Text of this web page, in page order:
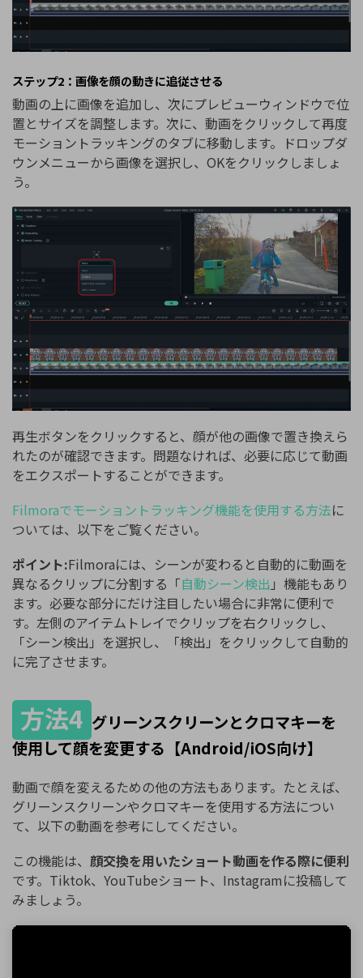
ステップ2：画像を顔の動きに追従させる
動画の上に画像を追加し、次にプレビューウィンドウで位
置とサイズを調整します。次に、動画をクリックして再度
モーショントラッキングのタブに移動します。ドロップダ
ウンメニューから画像を選択し、OKをクリックしましょ
う。
再生ボタンをクリックすると、顔が他の画像で置き換えら
れたのが確認できます。問題なければ、必要に応じて動画
をエクスポートすることができます。
Filmoraでモーショントラッキング機能を使用する方法に
ついては、以下をご覧ください。
ポイント:Filmoraには、シーンが変わると自動的に動画を
異なるクリップに分割する「自動シーン検出 」機能もあり
ます。必要な部分にだけ注目したい場合に非常に便利で
す。左側のアイテムトレイでクリップを右クリックし、
「シーン検出」を選択し、「検出」をクリックして自動的
に完了させます。
方法4 グリーンスクリーンとクロマキーを
使用して顔を変更する【Android/iOS向け】
動画で顔を変えるための他の方法もあります。たとえば、
グリーンスクリーンやクロマキーを使用する方法につい
て、以下の動画を参考にしてください。
この機能は、 顔交換を用いたショート動画を作る際に便利
です。Tiktok、YouTubeショート、Instagramに投稿して
みましょう。